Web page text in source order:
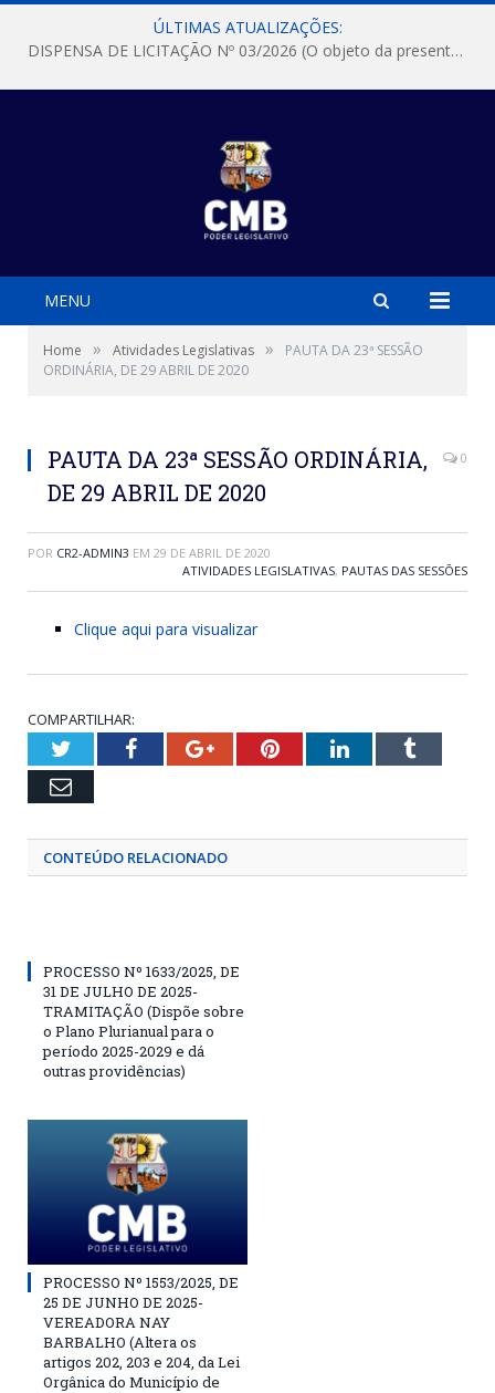
ÚLTIMAS ATUALIZAÇÕES:
DISPENSA DE LICITAÇÃO Nº 03/2026 (O objeto da presente dispensa é a escolha da proposta mais vantajosa para a aquisição, de aparelhos de ar condicionado, tipo Split, com material de instalação e fogão industrial, conforme condições, quantidades e exigências estabelecidas no termo de referencia e neste aviso de contratação direta e seus anexos)
MENU
Home » Atividades Legislativas »
PAUTA DA 23ª SESSÃO
ORDINÁRIA, DE 29 ABRIL DE 2020
PAUTA DA 23ª SESSÃO ORDINÁRIA,
DE 29 ABRIL DE 2020
0
POR CR2-ADMIN3 EM 29 DE ABRIL DE 2020
ATIVIDADES LEGISLATIVAS, PAUTAS DAS SESSÕES
Clique aqui para visualizar
COMPARTILHAR:
TwitterFacebookGoogle+PinterestLinkedInTumblr
Email
CONTEÚDO RELACIONADO
PROCESSO Nº 1633/2025, DE
31 DE JULHO DE 2025-
TRAMITAÇÃO (Dispõe sobre
o Plano Plurianual para o
período 2025-2029 e dá
outras providências)
PROCESSO Nº 1553/2025, DE
25 DE JUNHO DE 2025-
VEREADORA NAY
BARBALHO (Altera os
artigos 202, 203 e 204, da Lei
Orgânica do Município de